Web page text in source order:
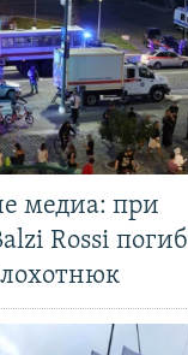
медиа: при
Rossi погиб